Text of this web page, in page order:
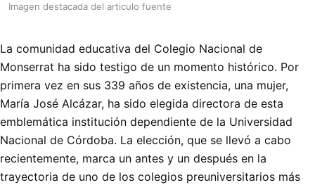
Imagen destacada del articulo fuente
La comunidad educativa del Colegio Nacional de
Monserrat ha sido testigo de un momento histórico. Por
primera vez en sus 339 años de existencia, una mujer,
María José Alcázar, ha sido elegida directora de esta
emblemática institución dependiente de la Universidad
Nacional de Córdoba. La elección, que se llevó a cabo
recientemente, marca un antes y un después en la
trayectoria de uno de los colegios preuniversitarios más